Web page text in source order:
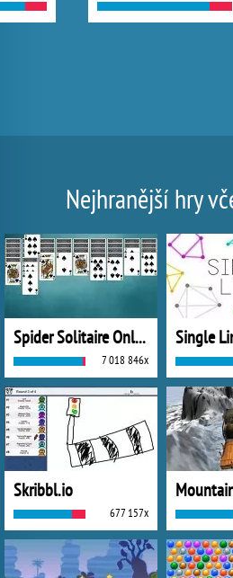
Nejhranější hry
Spider Solitaire Online
7 018 846x
Single
Skribbl.io
677 157x